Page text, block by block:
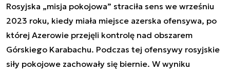
Rosyjska „misja pokojowa” straciła sens we wrześniu
2023 roku, kiedy miała miejsce azerska ofensywa, po
której Azerowie przejęli kontrolę nad obszarem
Górskiego Karabachu. Podczas tej ofensywy rosyjskie
siły pokojowe zachowały się biernie. W wyniku